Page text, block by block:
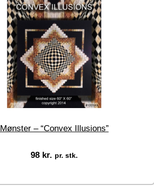
Mønster – “Convex Illusions”
98 kr. pr. stk.